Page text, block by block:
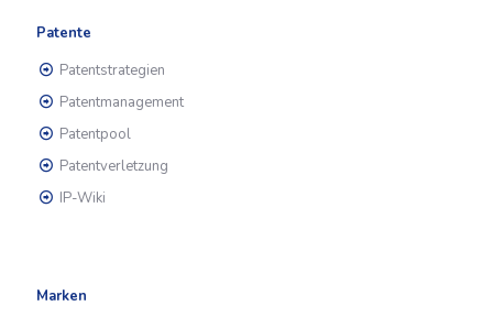
Patente
Patentstrategien
Patentmanagement
Patentpool
Patentverletzung
IP-Wiki
Marken